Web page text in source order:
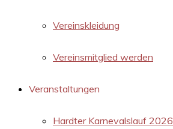
Vereinskleidung
Vereinsmitglied werden
Veranstaltungen
Hardter Karnevalslauf 2026